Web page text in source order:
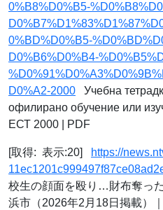
0%B8%D0%B5-
0%BD%D0%B5-
D0%B6%D0%B4-
D0%A2-2000 Учебна
офилирано обучение или
ЕСТ 2000 | PDF
[取得: 表示:20]
https://
校生の顔面を殴り…財布奪
浜市（2026年2月18日掲載）